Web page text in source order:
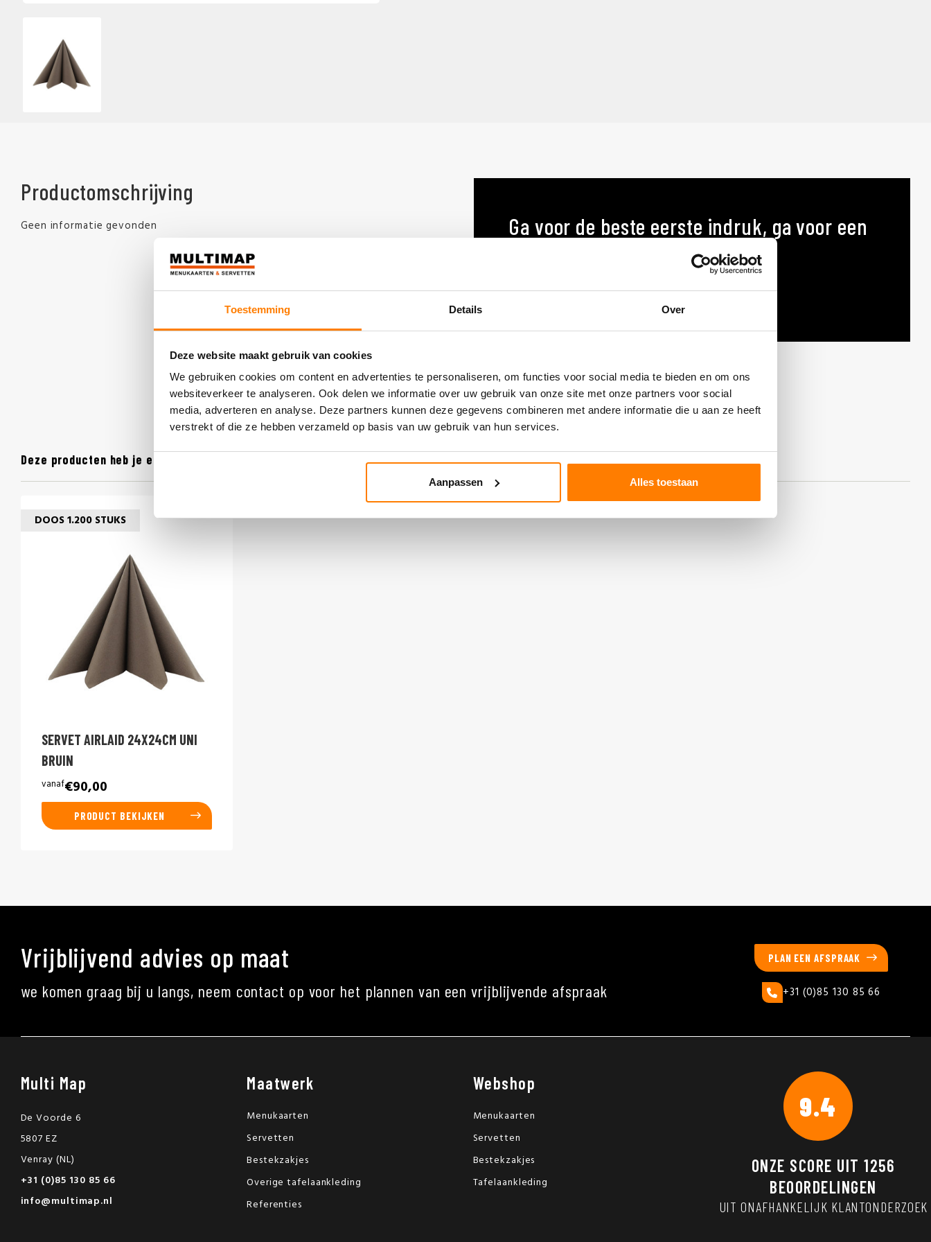
Toestemming Details Over
Deze website maakt gebruik van cookies
We gebruiken cookies om content en advertenties te personaliseren, om functies voor social media te bieden en om ons
websiteverkeer te analyseren. Ook delen we informatie over uw gebruik van onze site met onze partners voor social
media, adverteren en analyse. Deze partners kunnen deze gegevens combineren met andere informatie die u aan ze heeft
verstrekt of die ze hebben verzameld op basis van uw gebruik van hun services.
Aanpassen Alles toestaan
Productomschrijving
Geen informatie gevonden
Ga voor de beste eerste indruk, ga voor een
MENUKAARTEN OP MAAT
Deze producten heb je eerder bekeken
DOOS 1.200 STUKS
SERVET AIRLAID 24X24CM UNI
BRUIN
vanaf€90,00
PRODUCT BEKIJKEN
Vrijblijvend advies op maat
we komen graag bij u langs, neem contact op voor het plannen van een vrijblijvende afspraak
PLAN EEN AFSPRAAK
+31 (0)85 130 85 66
Multi Map
De Voorde 6
5807 EZ
Venray (NL)
+31 (0)85 130 85 66
info@multimap.nl
Maatwerk
Menukaarten
Servetten
Bestekzakjes
Overige tafelaankleding
Referenties
Webshop
Menukaarten
Servetten
Bestekzakjes
Tafelaankleding
9.4
ONZE SCORE UIT1256
BEOORDELINGEN
UIT ONAFHANKELIJK KLANTONDERZOEK